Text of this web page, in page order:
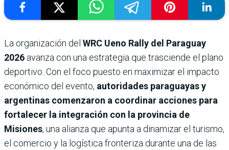
La organización del WRC Ueno Rally del Paraguay
2026 avanza con una estrategia que trasciende el plano
deportivo. Con el foco puesto en maximizar el impacto
económico del evento, autoridades paraguayas y
argentinas comenzaron a coordinar acciones para
fortalecer la integración con la provincia de
Misiones, una alianza que apunta a dinamizar el turismo,
el comercio y la logística fronteriza durante una de las